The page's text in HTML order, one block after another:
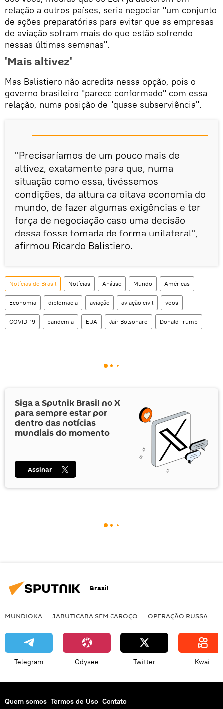
relação a outros países, seria negociar "um conjunto
de ações preparatórias para evitar que as empresas
de aviação sofram mais do que estão sofrendo
nessas últimas semanas".
'Mais altivez'
Mas Balistiero não acredita nessa opção, pois o
governo brasileiro "parece conformado" com essa
relação, numa posição de "quase subserviência".
"Precisaríamos de um pouco mais de
altivez, exatamente para que, numa
situação como essa, tivéssemos
condições, da altura da oitava economia do
mundo, de fazer algumas exigências e ter
força de negociação caso uma decisão
dessa fosse tomada de forma unilateral",
afirmou Ricardo Balistiero.
Notícias do Brasil Notícias Análise Mundo Américas
Economia diplomacia aviação aviação civil voos
COVID-19 pandemia EUA Jair Bolsonaro Donald Trump
Siga a Sputnik Brasil noX
para sempre estar por
dentro das notícias
mundiais do momento
Assinar
Brasil
MUNDIOKA JABUTICABA SEM CAROÇO OPERAÇÃO RUSSA
Telegram Odysee Twitter Kwai
Quem somos Termos de Uso Contato